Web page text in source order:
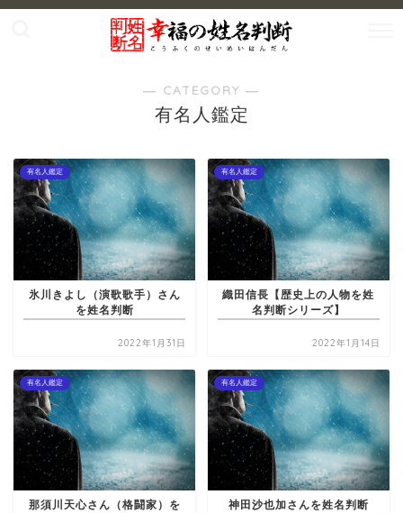
― CATEGORY ―
有名人鑑定
有名人鑑定
氷川きよし（演歌歌手）さん
を姓名判断
2022年1月31日
有名人鑑定
織田信長【歴史上の人物を姓
名判断シリーズ】
2022年1月14日
有名人鑑定
那須川天心さん（格闘家）を
有名人鑑定
神田沙也加さんを姓名判断